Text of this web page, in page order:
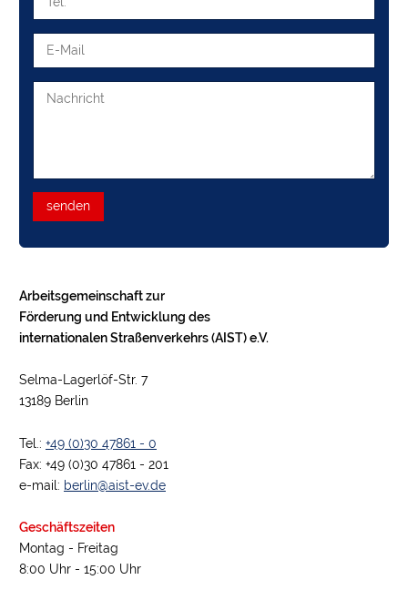
senden
Arbeitsgemeinschaft zur
Förderung und Entwicklung des
internationalen Straßenverkehrs (AIST) e.V.
Selma-Lagerlöf-Str. 7
13189 Berlin
Tel.: +49 (0)30 47861 - 0
Fax: +49 (0)30 47861 - 201
e-mail: berlin@aist-ev.de
Geschäftszeiten
Montag - Freitag
8:00 Uhr - 15:00 Uhr